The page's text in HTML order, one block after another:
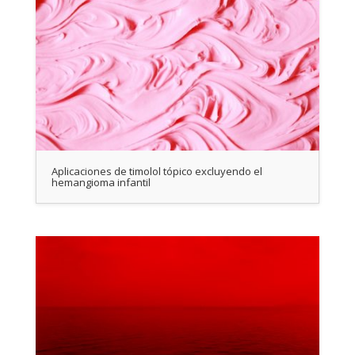
Aplicaciones de timolol tópico excluyendo el
hemangioma infantil